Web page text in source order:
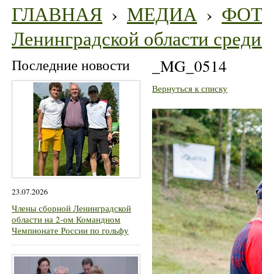
ГЛАВНАЯ › МЕДИА ›
Ленинградской области
Последние новости
23.07.2026
Члены сборной Ленинградской
области на 2-ом Командном
Чемпионате России по гольфу
_MG_0514
Вернуться к списку